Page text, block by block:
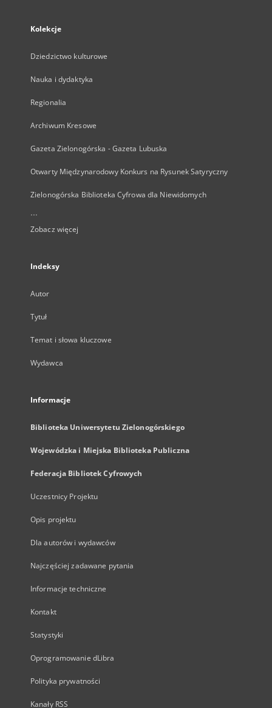
Kolekcje
Dziedzictwo kulturowe
Nauka i dydaktyka
Regionalia
Archiwum Kresowe
Gazeta Zielonogórska - Gazeta Lubuska
Otwarty Międzynarodowy Konkurs na Rysunek Satyryczny
Zielonogórska Biblioteka Cyfrowa dla Niewidomych
...
Zobacz więcej
Indeksy
Autor
Tytuł
Temat i słowa kluczowe
Wydawca
Informacje
Biblioteka Uniwersytetu Zielonogórskiego
Wojewódzka i Miejska Biblioteka Publiczna
Federacja Bibliotek Cyfrowych
Uczestnicy Projektu
Opis projektu
Dla autorów i wydawców
Najczęściej zadawane pytania
Informacje techniczne
Kontakt
Statystyki
Oprogramowanie dLibra
Polityka prywatności
Kanały RSS